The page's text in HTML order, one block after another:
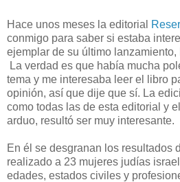
Hace unos meses la editorial
conmigo para saber si estaba
ejemplar de su último lanzamiento,
La verdad es que había mucha
tema y me interesaba leer el libro
opinión, así que dije que sí. La
como todas las de esta editorial y
arduo, resultó ser muy interesante.
En él se desgranan los resultados
realizado a 23 mujeres judías
edades, estados civiles y